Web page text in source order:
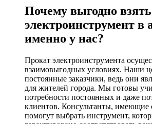
Почему выгодно взять
электроинструмент в
именно у нас?
Прокат электроинструмента
взаимовыгодных условиях. Наши
постоянные заказчики, ведь они
для жителей города. Мы готовы
потребности постоянных и даже
клиентов. Консультанты,
помогут выбрать инструмент,